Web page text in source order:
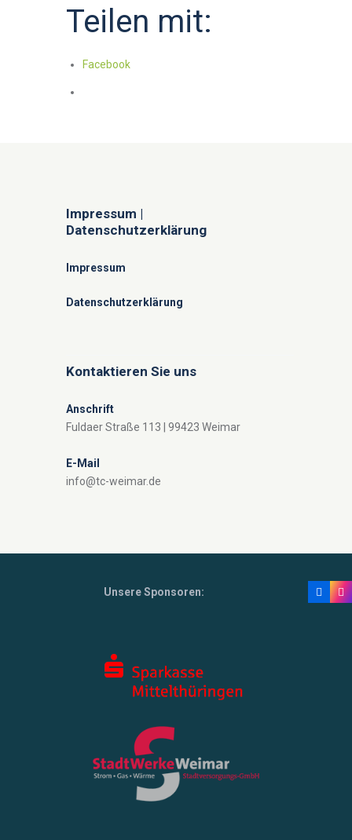
Teilen mit:
Facebook
Impressum |
Datenschutzerklärung
Impressum
Datenschutzerklärung
Kontaktieren Sie uns
Anschrift
Fuldaer Straße 113 | 99423 Weimar
E-Mail
info@tc-weimar.de
Unsere Sponsoren: